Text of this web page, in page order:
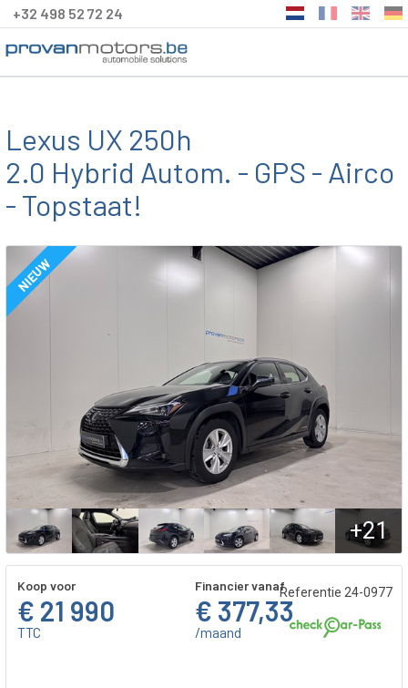
+32 498 52 72 24
Lexus UX 250h
2.0 Hybrid Autom. - GPS - Airco
- Topstaat!
NIEUW
+21
Referentie 24-0977
Koop voor
€ 21 990
TTC
Financier vanaf
€ 377,33
/maand